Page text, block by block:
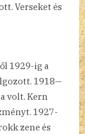
Verseket és
1929-ig a
1918—
volt. Kern
1927-
zene és